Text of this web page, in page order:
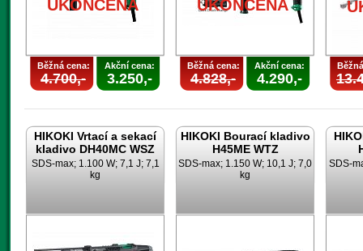
UKONČENA
Běžná cena:
4.700,-
Akční cena:
3.250,-
UKONČENA
Běžná cena:
4.828,-
Akční cena:
4.290,-
HIKOKI Vrtací a sekací
kladivo DH40MC WSZ
SDS-max; 1.100 W; 7,1 J; 7,1
kg
HIKOKI Bourací kladivo
H45ME WTZ
SDS-max; 1.150 W; 10,1 J; 7,0
kg
SDS-